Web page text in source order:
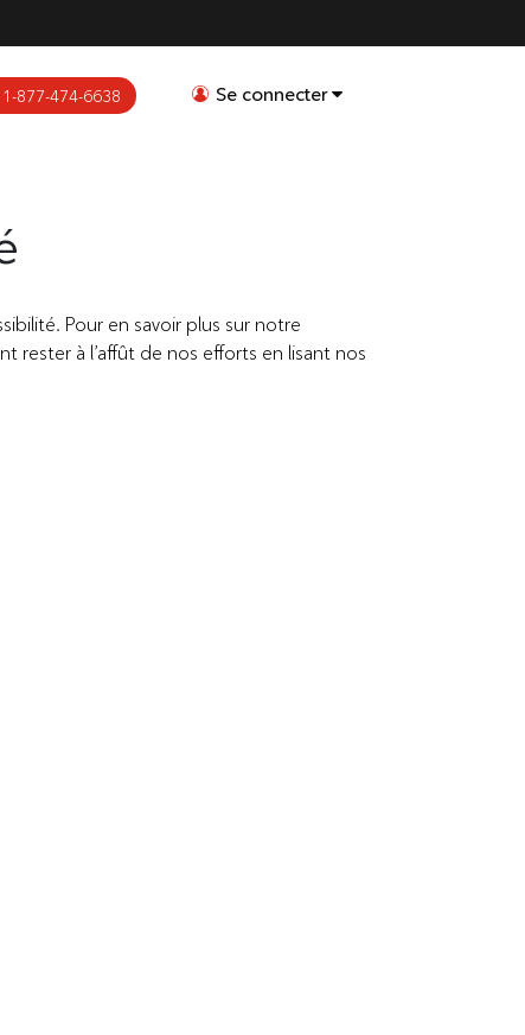
1-877-474-6638 Se connecter
Pour en savoir plus sur notre
rester à l’affût de nos efforts en lisant nos